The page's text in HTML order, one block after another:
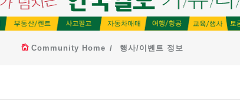
Community Home 행사/이벤트 정보